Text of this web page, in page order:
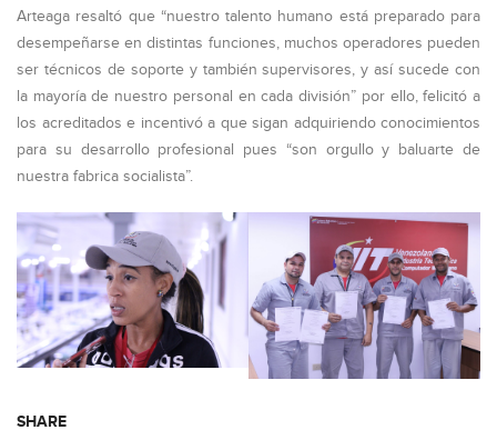
Arteaga resaltó que “nuestro talento humano está preparado para
desempeñarse en distintas funciones, muchos operadores pueden
ser técnicos de soporte y también supervisores, y así sucede con
la mayoría de nuestro personal en cada división” por ello, felicitó a
los acreditados e incentivó a que sigan adquiriendo conocimientos
para su desarrollo profesional pues “son orgullo y baluarte de
nuestra fabrica socialista”.
SHARE